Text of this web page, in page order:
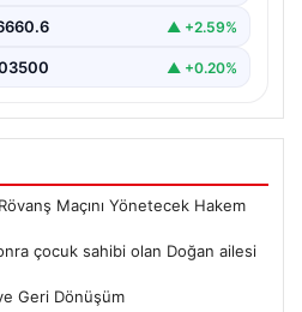
▲ +2.59%
▲ +0.20%
Maçını Yönetecek Hakem
çocuk sahibi olan Doğan ailesi
Geri Dönüşüm